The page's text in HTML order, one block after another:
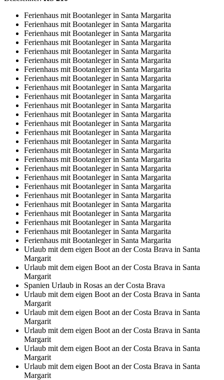
Ferienhaus mit Bootanleger in Santa Margarita
Ferienhaus mit Bootanleger in Santa Margarita
Ferienhaus mit Bootanleger in Santa Margarita
Ferienhaus mit Bootanleger in Santa Margarita
Ferienhaus mit Bootanleger in Santa Margarita
Ferienhaus mit Bootanleger in Santa Margarita
Ferienhaus mit Bootanleger in Santa Margarita
Ferienhaus mit Bootanleger in Santa Margarita
Ferienhaus mit Bootanleger in Santa Margarita
Ferienhaus mit Bootanleger in Santa Margarita
Ferienhaus mit Bootanleger in Santa Margarita
Ferienhaus mit Bootanleger in Santa Margarita
Ferienhaus mit Bootanleger in Santa Margarita
Ferienhaus mit Bootanleger in Santa Margarita
Ferienhaus mit Bootanleger in Santa Margarita
Ferienhaus mit Bootanleger in Santa Margarita
Ferienhaus mit Bootanleger in Santa Margarita
Ferienhaus mit Bootanleger in Santa Margarita
Ferienhaus mit Bootanleger in Santa Margarita
Ferienhaus mit Bootanleger in Santa Margarita
Ferienhaus mit Bootanleger in Santa Margarita
Ferienhaus mit Bootanleger in Santa Margarita
Ferienhaus mit Bootanleger in Santa Margarita
Ferienhaus mit Bootanleger in Santa Margarita
Ferienhaus mit Bootanleger in Santa Margarita
Ferienhaus mit Bootanleger in Santa Margarita
Urlaub mit dem eigen Boot an der Costa Brava in Santa
Margarit
Urlaub mit dem eigen Boot an der Costa Brava in Santa
Margarit
Spanien Urlaub in Rosas an der Costa Brava
Urlaub mit dem eigen Boot an der Costa Brava in Santa
Margarit
Urlaub mit dem eigen Boot an der Costa Brava in Santa
Margarit
Urlaub mit dem eigen Boot an der Costa Brava in Santa
Margarit
Urlaub mit dem eigen Boot an der Costa Brava in Santa
Margarit
Urlaub mit dem eigen Boot an der Costa Brava in Santa
Margarit